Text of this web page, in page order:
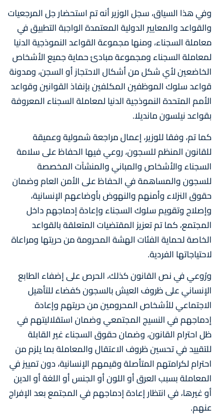
وفي هذا السياق، سجل الوزير أنه تم استحضار جل المرجعيات
والقواعد والمعايير الدولية المعتمدة الواجبة التطبيق في
معاملة السجناء، ومنها مجموعة القواعد النموذجية الدنيا
لمعاملة السجناء ومجموعة مبادئ حماية جميع الأشخاص
الخاضعين لأي شكل من أشكال الاحتجاز أو السجن، ومدونة
قواعد سلوك الموظفين المكلفين بإنفاذ القوانين وقواعد
الأمم المتحدة النموذجية الدنيا لمعاملة السجناء المعروفة
بقواعد نيلسون مانديلا.
كما تم، وفقا للوزير، إعمال مراجعة شمولية وعميقة
للقانون المنظم للسجون، روعي فيها الحفاظ على سلامة
السجناء والأشخاص والمباني والمنشآت المخصصة
للسجون والمساهمة في الحفاظ على الأمن العام وضمان
حقوق النزلاء وأمنهم والنهوض بأوضاعهم الإنسانية،
وإصلاح وتقويم سلوك السجناء وإعادة إدماجهم داخل
المجتمع، كما تم تعزيز المقتضيات المتعلقة بالقواعد
الخاصة لحماية الفئات الهشة المحرومة من حريتها ومراعاة
لاحتياجاتها الفردية.
ورُوعي في نص القانون كذلك، الحرص على إضفاء الطابع
الإنساني على ظروف العيش بالسجون كفضاء للتأهيل
الاجتماعي للأشخاص المحرومين من حريتهم وإعادة
إدماجهم في النسيج المجتمعي وضمان استقلاليتهم في
ظل احترام القانون، وضمان حقوق السجناء غير القابلة
للتقييد في تحسين ظروف الاعتقال والمعاملة بما يلزم من
احترام لكرامتهم المتأصلة وقيمهم الإنسانية، دون تمييز في
المعاملة بسبب العرق أو اللون أو الجنس أو اللغة أو الدين
أو غيرها، في انتظار إعادة إدماجهم في المجتمع بعد الإفراج
عنهم.